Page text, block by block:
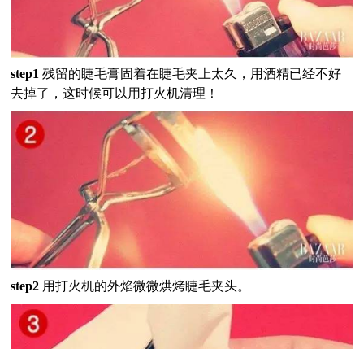
step1 残留的睫毛膏固着在睫毛夹上太久，用酒精已经不好
去掉了，这时候可以用打火机清理！
step2 用打火机的外焰微微烘烤睫毛夹头。